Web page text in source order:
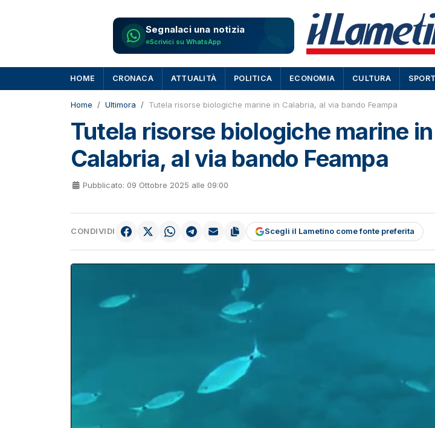
Segnalaci una notizia
Scrivici su WhatsApp
HOME CRONACA ATTUALITÀ POLITICA ECONOMIA CULTURA SPORT
Home Ultimora Tutela risorse biologiche marine in Calabria, al via bando Feampa
Tutela risorse biologiche marine in
Calabria, al via bando Feampa
Pubblicato: 09 Ottobre 2025 alle 09:00
CONDIVIDI Scegli il Lametino come fonte preferita